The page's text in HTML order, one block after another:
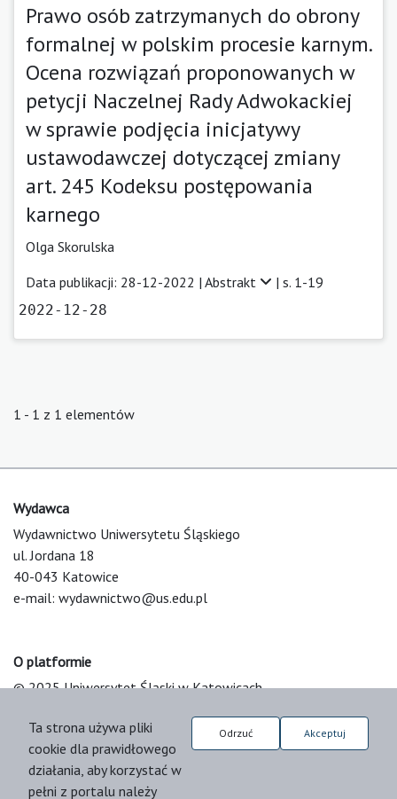
Prawo osób zatrzymanych do obrony
formalnej w polskim procesie karnym.
Ocena rozwiązań proponowanych w
petycji Naczelnej Rady Adwokackiej
w sprawie podjęcia inicjatywy
ustawodawczej dotyczącej zmiany
art. 245 Kodeksu postępowania
karnego
Olga Skorulska
Data publikacji: 28-12-2022 | Abstrakt | s. 1-19
2022-12-28
1 - 1 z 1 elementów
Wydawca
Wydawnictwo Uniwersytetu Śląskiego
ul. Jordana 18
40-043 Katowice
e-mail: wydawnictwo@us.edu.pl
O platformie
© 2025 Uniwersytet Śląski w Katowicach
Platform & Workflow by OJS/PKP
Ta strona używa pliki
cookie dla prawidłowego
działania, aby korzystać w
pełni z portalu należy
Odrzuć Akceptuj